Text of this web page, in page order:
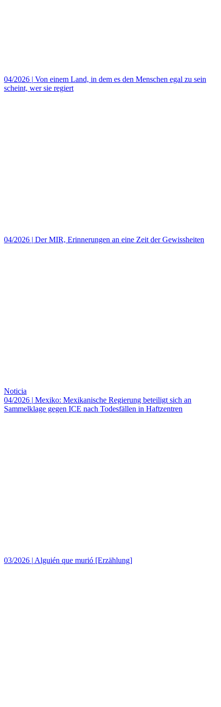
04/2026 | Von einem Land, in dem es den Menschen egal zu sein
scheint, wer sie regiert
04/2026 | Der MIR, Erinnerungen an eine Zeit der Gewissheiten
Noticia
04/2026 | Mexiko: Mexikanische Regierung beteiligt sich an
Sammelklage gegen ICE nach Todesfällen in Haftzentren
03/2026 | Alguién que murió [Erzählung]